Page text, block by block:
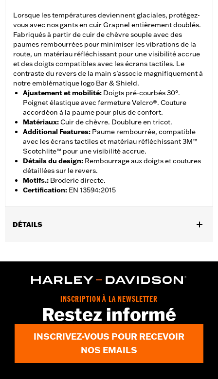
Lorsque les températures deviennent glaciales, protégez-
vous avec nos gants en cuir Grapnel entièrement doublés.
Fabriqués à partir de cuir de chèvre souple avec des
paumes rembourrées pour minimiser les vibrations de la
route, un matériau réfléchissant pour une visibilité accrue
et des doigts compatibles avec les écrans tactiles. Le
contraste du revers de la main s’associe magnifiquement à
notre emblématique logo Bar & Shield.
Ajustement et mobilité: Doigts pré-courbés 30°.
Poignet élastique avec fermeture Velcro®. Couture
accordéon à la paume pour plus de confort.
Matériaux:Cuir de chèvre. Doublure en tricot.
Additional Features: Paume rembourrée, compatible
avec les écrans tactiles et matériau réfléchissant 3M™
Scotchlite™ pour une visibilité accrue.
Détails du design: Rembourrage aux doigts et coutures
détaillées sur le revers.
Motifs.: Broderie directe.
Certification: EN 13594:2015
DÉTAILS
Caractéristiques fonctionnelles:Compatible avec les écrans
GARANTIE:Garantie limitée de 2 ans - Rendez-vous sur
pour plus de détails
Importé
INSCRIPTION À LA NEWSLETTER
Restez informé
INSCRIVEZ-VOUS POUR RECEVOIR
NOS EMAILS